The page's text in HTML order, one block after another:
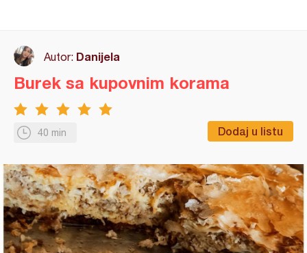
Autor: Danijela
40 min Dodaj u listu
Burek sa kupovnim korama